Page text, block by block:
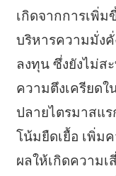
เกิดจากการเพิ่ม
บริหารความมั่งคั่
ลงทุน ซึ่งยังไม่ส
ความตึงเครียด
ปลายไตรมาสแ
โน้มยืดเยื้อ เพิ่ม
ผลให้เกิดความเ